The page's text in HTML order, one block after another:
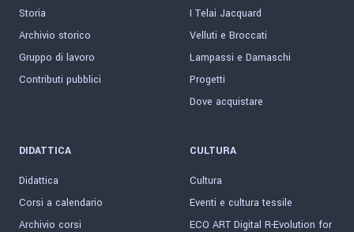
Storia
Archivio storico
Gruppo di lavoro
Contributi pubblici
I Telai Jacquard
Velluti e Broccati
Lampassi e Damaschi
Progetti
Dove acquistare
DIDATTICA
Didattica
Corsi a calendario
Archivio corsi
CULTURA
Cultura
Eventi e cultura tessile
ECO ART Digital R-Evolution for